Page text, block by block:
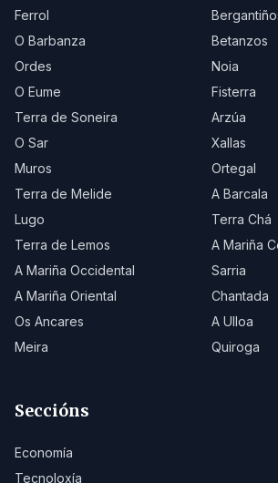
Ferrol
O Barbanza
Betanzos
Ordes
Noia
O Eume
Fisterra
Terra de Soneira
Arzúa
O Sar
Xallas
Muros
Ortegal
Terra de Melide
A Barcala
Lugo
Terra Chá
Terra de Lemos
A Mariña
A Mariña Occidental
Sarria
A Mariña Oriental
Chantada
Os Ancares
A Ulloa
Meira
Quiroga
Seccións
Economía
Tecnoloxía